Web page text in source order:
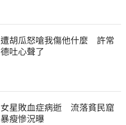
遭胡瓜怒嗆我傷他什麼　許常
德吐心聲了
女星敗血症病逝　流落貧民窟
暴瘦慘況曝